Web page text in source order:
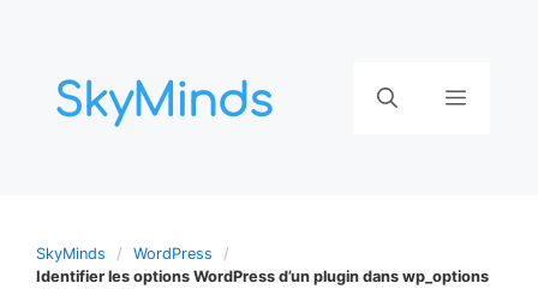
contenu
Menu
SkyMinds
WordPress
Identifier les options WordPress d’un plugin dans wp_options